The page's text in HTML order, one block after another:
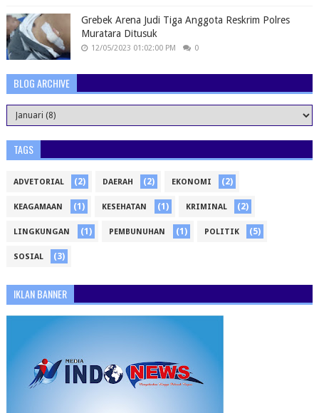
Grebek Arena Judi Tiga Anggota Reskrim Polres
Muratara Ditusuk
12/05/2023 01:02:00 PM 0
BLOG ARCHIVE
TAGS
ADVETORIAL (2) DAERAH (2) EKONOMI (2)
KEAGAMAAN (1) KESEHATAN (1) KRIMINAL (2)
LINGKUNGAN (1) PEMBUNUHAN (1) POLITIK (5)
SOSIAL (3)
IKLAN BANNER